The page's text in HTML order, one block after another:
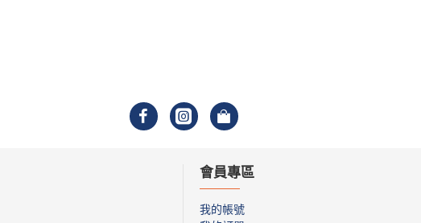
會員專區
我的帳號